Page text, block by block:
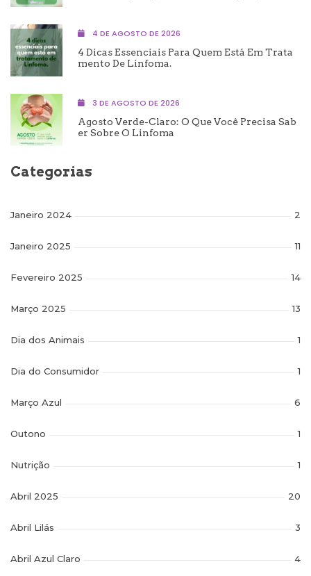
4 DE AGOSTO DE 2026
4 Dicas Essenciais Para Quem Está Em Trata
Mento De Linfoma.
3 DE AGOSTO DE 2026
Agosto Verde-Claro: O Que Você Precisa Sab
Er Sobre O Linfoma
Categorias
Janeiro 2024 2
Janeiro 2025 11
Fevereiro 2025 14
Março 2025 13
Dia dos Animais 1
Dia do Consumidor 1
Março Azul 6
Outono 1
Nutrição 1
Abril 2025 20
Abril Lilás 3
Abril Azul Claro 4